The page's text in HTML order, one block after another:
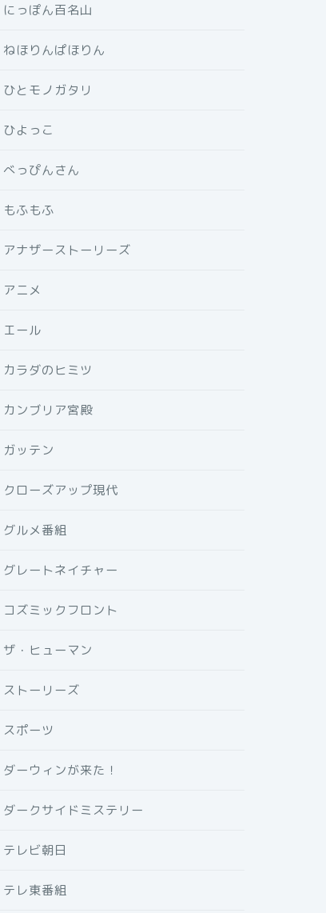
にっぽん百名山
ねほりんぱほりん
ひとモノガタリ
ひよっこ
べっぴんさん
もふもふ
アナザーストーリーズ
アニメ
エール
カラダのヒミツ
カンブリア宮殿
ガッテン
クローズアップ現代
グルメ番組
グレートネイチャー
コズミックフロント
ザ・ヒューマン
ストーリーズ
スポーツ
ダーウィンが来た！
ダークサイドミステリー
テレビ朝日
テレ東番組